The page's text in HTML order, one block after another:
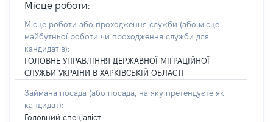
Місце роботи:
Місце роботи або проходження служби (або місце
майбутньої роботи чи проходження служби для
кандидатів):
ГОЛОВНЕ УПРАВЛІННЯ ДЕРЖАВНОЇ МІГРАЦІЙНОЇ
СЛУЖБИ УКРАЇНИ В ХАРКІВСЬКІЙ ОБЛАСТІ
Займана посада (або посада, на яку претендуєте як
кандидат):
Головний спеціаліст